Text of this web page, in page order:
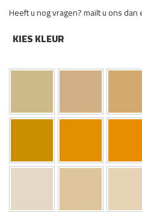
Heeft u nog vragen? mailt u ons dan
KIES KLEUR